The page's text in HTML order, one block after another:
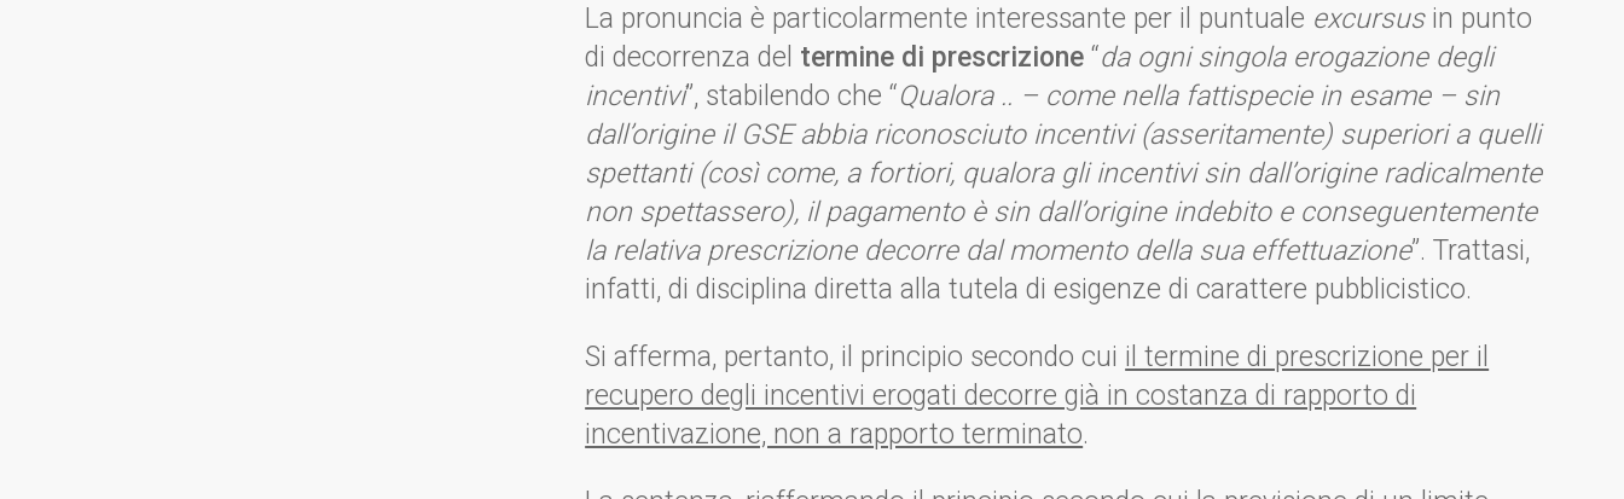
La pronuncia è particolarmente interessante per il puntuale excursusin punto
di decorrenza del termine di prescrizione “da ogni singola erogazione degli
incentivi”, stabilendo che “Qualora .. – come nella fattispecie in esame – sin
dall’origine il GSE abbia riconosciuto incentivi (asseritamente) superiori a quelli
spettanti (così come, a fortiori, qualora gli incentivi sin dall’origine radicalmente
non spettassero), il pagamento è sin dall’origine indebito e conseguentemente
la relativa prescrizione decorre dal momento della sua effettuazione”. Trattasi,
infatti, di disciplina diretta alla tutela di esigenze di carattere pubblicistico.
Si afferma, pertanto, il principio secondo cui il termine di prescrizione per il
recupero degli incentivi erogati decorre già in costanza di rapporto di
incentivazione, non a rapporto terminato.